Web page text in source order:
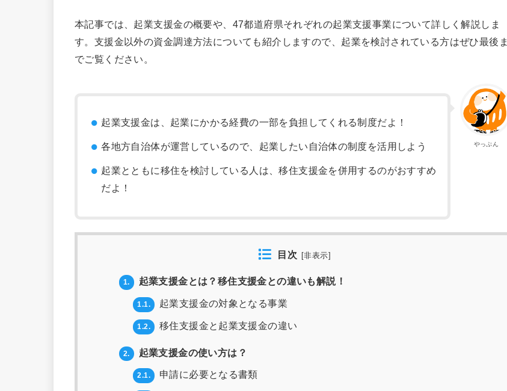
本記事では、起業支援金の概要や、47都道府県それぞれの起業支援事業について詳しく解説しま
す。支援金以外の資金調達方法についても紹介しますので、起業を検討されている方はぜひ最後ま
でご覧ください。
やっぷん
起業支援金は、起業にかかる経費の一部を負担してくれる制度だよ！
各地方自治体が運営しているので、起業したい自治体の制度を活用しよう
起業とともに移住を検討している人は、移住支援金を併用するのがおすすめ
だよ！
目次 [非表示]
1. 起業支援金とは？移住支援金との違いも解説！
1.1. 起業支援金の対象となる事業
1.2. 移住支援金と起業支援金の違い
2. 起業支援金の使い方は？
2.1. 申請に必要となる書類